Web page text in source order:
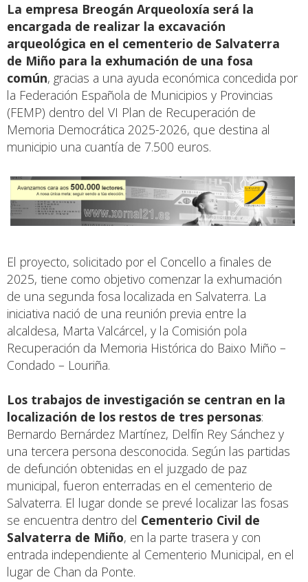
La empresa Breogán Arqueoloxía será la
encargada de realizar la excavación
arqueológica en el cementerio de Salvaterra
de Miño para la exhumación de una fosa
común, gracias a una ayuda económica concedida por
la Federación Española de Municipios y Provincias
(FEMP) dentro del VI Plan de Recuperación de
Memoria Democrática 2025-2026, que destina al
municipio una cuantía de 7.500 euros.
El proyecto, solicitado por el Concello a finales de
2025, tiene como objetivo comenzar la exhumación
de una segunda fosa localizada en Salvaterra. La
iniciativa nació de una reunión previa entre la
alcaldesa, Marta Valcárcel, y la Comisión pola
Recuperación da Memoria Histórica do Baixo Miño –
Condado – Louriña.
Los trabajos de investigación se centran en la
localización de los restos de tres personas:
Bernardo Bernárdez Martínez, Delfín Rey Sánchez y
una tercera persona desconocida. Según las partidas
de defunción obtenidas en el juzgado de paz
municipal, fueron enterradas en el cementerio de
Salvaterra. El lugar donde se prevé localizar las fosas
se encuentra dentro del Cementerio Civil de
Salvaterra de Miño, en la parte trasera y con
entrada independiente al Cementerio Municipal, en el
lugar de Chan da Ponte.